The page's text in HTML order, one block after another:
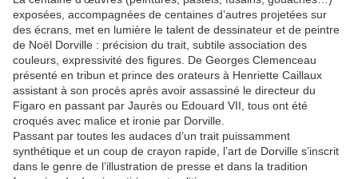
exposées, accompagnées de centaines d’autres projetées sur
des écrans, met en lumière le talent de dessinateur et de peintre
de Noël Dorville : précision du trait, subtile association des
couleurs, expressivité des figures. De Georges Clemenceau
présenté en tribun et prince des orateurs à Henriette Caillaux
assistant à son procès après avoir assassiné le directeur du
Figaro en passant par Jaurès ou Edouard VII, tous ont été
croqués avec malice et ironie par Dorville.
Passant par toutes les audaces d’un trait puissamment
synthétique et un coup de crayon rapide, l’art de Dorville s’inscrit
dans le genre de l’illustration de presse et dans la tradition